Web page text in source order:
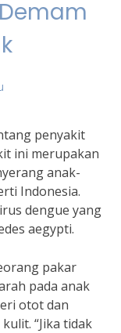
penyakit
ini merupakan
anak-
Indonesia.
dengue yang
aegypti.
pakar
pada anak
otot dan
“Jika tidak